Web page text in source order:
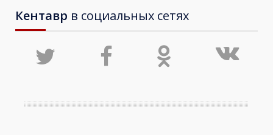
Кентавр в социальных сетях